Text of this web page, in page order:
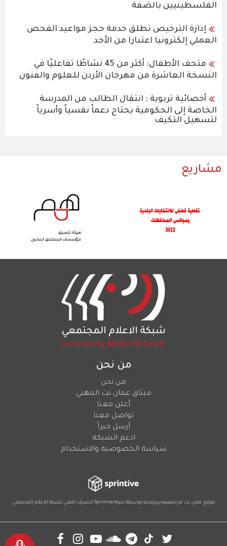
الفلسطينيين بالضفة
إدارة الترخيص تطلق خدمة حجز مواعيد الفحص
العملي إلكترونيا اعتبارا من الأحد
متحف الأطفال: أكثر من 45 نشاطًا تفاعليًا في
النسخة العاشرة من مهرجان الأردن للعلوم والفنون
أخصائية تربوية : انتقال الطالب من المدرسة
الخاصة إلى الحكومية يحتاج دعماً نفسياً وأسرياً
لتسهيل التكيف
مشاريع
من نحن
من نحن
ميثاق عمان نت المهني
أعلن معنا
تواصل معنا
أرسل خبراً
ادعم الشبكة
سياسة الخصوصية والاستخدام
موقع عمان نت تم تصميمه وبرمجته بواسطة شركةSprintive الشريك التقني لشبكة الإعلام المجتمعي